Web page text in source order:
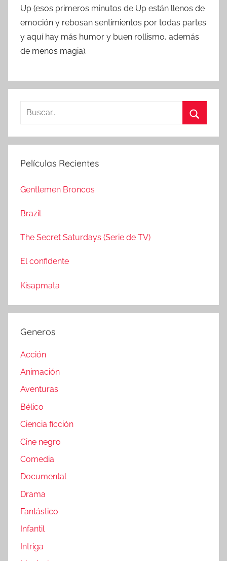
Up (esos primeros minutos de Up están llenos de
emoción y rebosan sentimientos por todas partes
y aquí hay más humor y buen rollismo, además
de menos magia).
s
a
:
u
Películas Recientes
Gentlemen Broncos
Brazil
The Secret Saturdays (Serie de TV)
El confidente
Kisapmata
Generos
Acción
Animación
Aventuras
Bélico
Ciencia ficción
Cine negro
Comedia
Documental
Drama
Fantástico
Infantil
Intriga